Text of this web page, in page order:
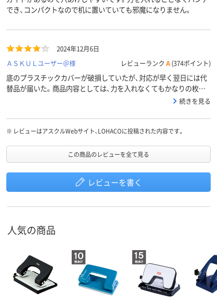
でき、コンパクトなので机に置いていても邪魔になりません。
2024年12月6日
ＡＳＫＵＬユーザー＠様
レビューランク A (374ポイント)
底のプラスチックカバーが破損していたが、対応が早く翌日には代
替品が届いた。商品内容としては、力を入れなくてもかなりの枚数
続きを見る
※ レビューはアスクルWebサイト、LOHACOに投稿された内容です。
この商品のレビューを全て見る
レビューを書く
人気の商品